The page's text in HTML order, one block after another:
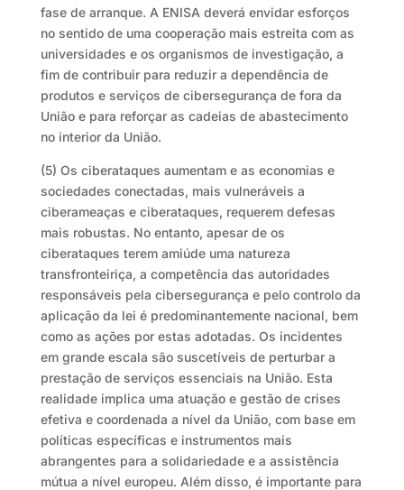
fase de arranque. A ENISA deverá envidar esforços
no sentido de uma cooperação mais estreita com as
universidades e os organismos de investigação, a
fim de contribuir para reduzir a dependência de
produtos e serviços de cibersegurança de fora da
União e para reforçar as cadeias de abastecimento
no interior da União.
(5) Os ciberataques aumentam e as economias e
sociedades conectadas, mais vulneráveis a
ciberameaças e ciberataques, requerem defesas
mais robustas. No entanto, apesar de os
ciberataques terem amiúde uma natureza
transfronteiriça, a competência das autoridades
responsáveis pela cibersegurança e pelo controlo da
aplicação da lei é predominantemente nacional, bem
como as ações por estas adotadas. Os incidentes
em grande escala são suscetíveis de perturbar a
prestação de serviços essenciais na União. Esta
realidade implica uma atuação e gestão de crises
efetiva e coordenada a nível da União, com base em
políticas específicas e instrumentos mais
abrangentes para a solidariedade e a assistência
mútua a nível europeu. Além disso, é importante para